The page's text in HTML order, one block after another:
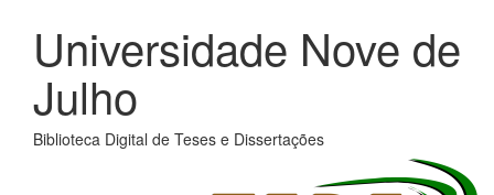
Universidade Nove de
Julho
Biblioteca Digital de Teses e Dissertações